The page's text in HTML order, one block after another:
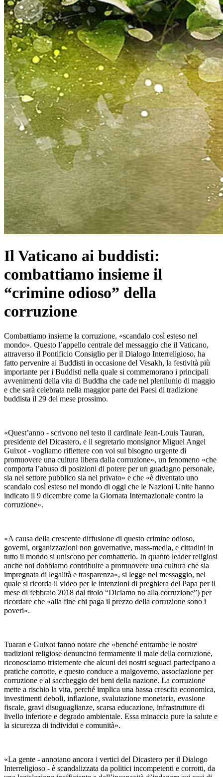
Il Vaticano ai buddisti:
combattiamo insieme il
“crimine odioso” della
corruzione
Combattiamo insieme la corruzione, «scandalo così esteso nel
mondo». Questo l’appello centrale del messaggio che il Vaticano,
attraverso il Pontificio Consiglio per il Dialogo Interreligioso, ha
fatto pervenire ai Buddisti in occasione del Vesakh, la festività più
importante per i Buddisti nella quale si commemorano i principali
avvenimenti della vita di Buddha che cade nel plenilunio di maggio
e che sarà celebrata nella maggior parte dei Paesi di tradizione
buddista il 29 del mese prossimo.
«Quest’anno - scrivono nel testo il cardinale Jean-Louis Tauran,
presidente del Dicastero, e il segretario monsignor Miguel Angel
Guixot - vogliamo riflettere con voi sul bisogno urgente di
promuovere una cultura libera dalla corruzione», un fenomeno «che
comporta l’abuso di posizioni di potere per un guadagno personale,
sia nel settore pubblico sia nel privato» e che «è diventato uno
scandalo così esteso nel mondo di oggi che le Nazioni Unite hanno
indicato il 9 dicembre come la Giornata Internazionale contro la
corruzione».
«A causa della crescente diffusione di questo crimine odioso,
governi, organizzazioni non governative, mass-media, e cittadini in
tutto il mondo si uniscono per combatterlo. In quanto leader religiosi
anche noi dobbiamo contribuire a promuovere una cultura che sia
impregnata di legalità e trasparenza», si legge nel messaggio, nel
quale si ricorda il video per le intenzioni di preghiera del Papa per il
mese di febbraio 2018 dal titolo “Diciamo no alla corruzione”) per
ricordare che «alla fine chi paga il prezzo della corruzione sono i
poveri».
Tuaran e Guixot fanno notare che «benché entrambe le nostre
tradizioni religiose denuncino fermamente il male della corruzione,
riconosciamo tristemente che alcuni dei nostri seguaci partecipano a
pratiche corrotte, e questo conduce a malgoverno, associazione per
corruzione e al saccheggio dei beni della nazione. La corruzione
mette a rischio la vita, perché implica una bassa crescita economica,
investimenti deboli, inflazione, svalutazione monetaria, evasione
fiscale, gravi disuguaglianze, scarsa educazione, infrastrutture di
livello inferiore e degrado ambientale. Essa minaccia pure la salute e
la sicurezza di individui e comunità».
«La gente - annotano ancora i vertici del Dicastero per il Dialogo
Interreligioso - è scandalizzata da politici incompetenti e corrotti, da